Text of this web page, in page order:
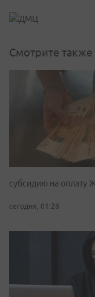
Смотрите также
субсидию на оплату
сегодня, 01:28